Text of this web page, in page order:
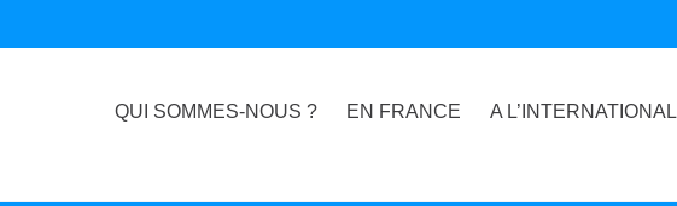
QUI SOMMES-NOUS ? EN FRANCE A L’INTERNATIONAL